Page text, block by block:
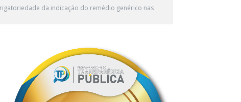
da indicação do remédio genérico nas